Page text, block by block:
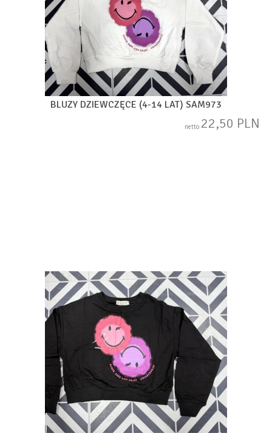
BLUZY DZIEWCZĘCE (4-14 LAT) SAM973
netto 22,50 PLN